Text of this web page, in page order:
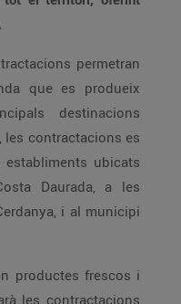
permetran
que es produeix
destinacions
les contractacions es
establiments ubicats
Daurada, a les
i al municipi
productes frescos i
les contractacions